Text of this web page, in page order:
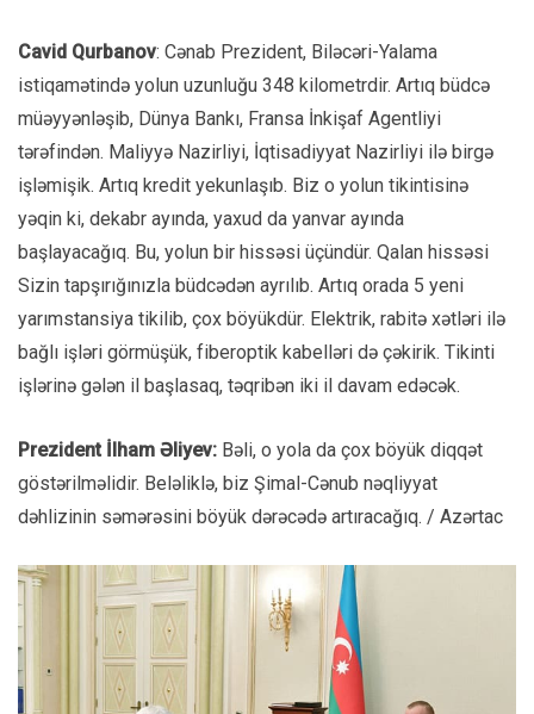
Cavid Qurbanov: Cənab Prezident, Biləcəri-Yalama
istiqamətində yolun uzunluğu 348 kilometrdir. Artıq büdcə
müəyyənləşib, Dünya Bankı, Fransa İnkişaf Agentliyi
tərəfindən. Maliyyə Nazirliyi, İqtisadiyyat Nazirliyi ilə birgə
işləmişik. Artıq kredit yekunlaşıb. Biz o yolun tikintisinə
yəqin ki, dekabr ayında, yaxud da yanvar ayında
başlayacağıq. Bu, yolun bir hissəsi üçündür. Qalan hissəsi
Sizin tapşırığınızla büdcədən ayrılıb. Artıq orada 5 yeni
yarımstansiya tikilib, çox böyükdür. Elektrik, rabitə xətləri ilə
bağlı işləri görmüşük, fiberoptik kabelləri də çəkirik. Tikinti
işlərinə gələn il başlasaq, təqribən iki il davam edəcək.
Prezident İlham Əliyev: Bəli, o yola da çox böyük diqqət
göstərilməlidir. Beləliklə, biz Şimal-Cənub nəqliyyat
dəhlizinin səmərəsini böyük dərəcədə artıracağıq. / Azərtac